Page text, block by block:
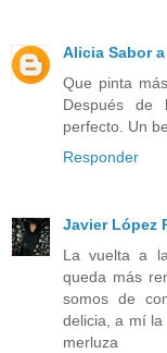
Alicia Sabor
Que pinta
Después de
perfecto. Un
Responder
Javier López
La vuelta a
queda más
somos de
delicia, a mí la
merluza